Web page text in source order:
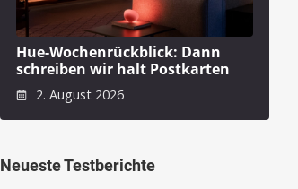
Hue-Wochenrückblick: Dann
schreiben wir halt Postkarten
2. August 2026
Neueste Testberichte